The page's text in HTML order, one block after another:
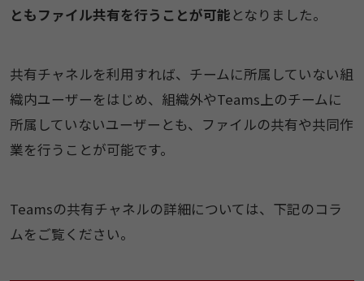
ともファイル共有を行うことが可能となりました。
共有チャネルを利用すれば、チームに所属していない組
織内ユーザーをはじめ、組織外やTeams上のチームに
所属していないユーザーとも、ファイルの共有や共同作
業を行うことが可能です。
Teamsの共有チャネルの詳細については、下記のコラ
ムをご覧ください。